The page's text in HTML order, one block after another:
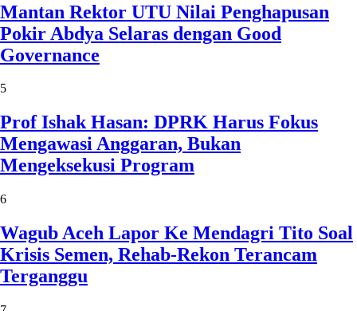
Mantan Rektor UTU Nilai Penghapusan
Pokir Abdya Selaras dengan Good
Governance
5
Prof Ishak Hasan: DPRK Harus Fokus
Mengawasi Anggaran, Bukan
Mengeksekusi Program
6
Wagub Aceh Lapor Ke Mendagri Tito Soal
Krisis Semen, Rehab-Rekon Terancam
Terganggu